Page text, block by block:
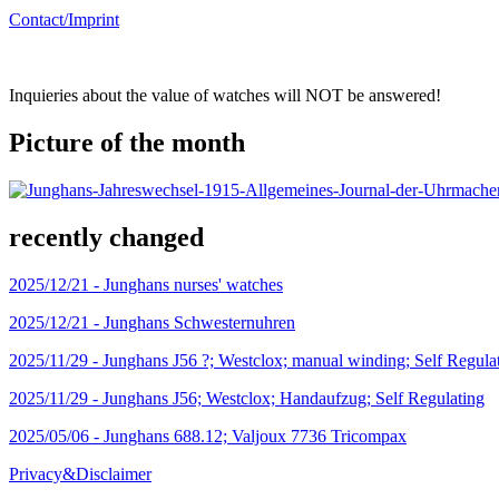
Contact/Imprint
Inquieries about the value of watches will NOT be answered!
Picture of the month
recently changed
2025/12/21 - Junghans nurses' watches
2025/12/21 - Junghans Schwesternuhren
2025/11/29 - Junghans J56 ?; Westclox; manual winding; Self
2025/11/29 - Junghans J56; Westclox; Handaufzug; Self Regulating
2025/05/06 - Junghans 688.12; Valjoux 7736 Tricompax
Privacy&Disclaimer